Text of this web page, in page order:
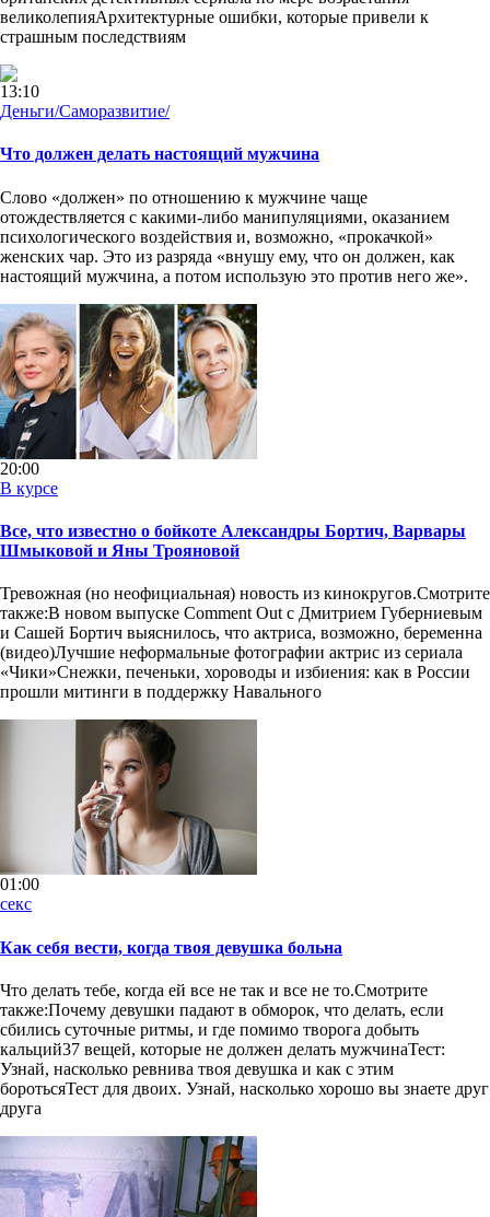
великолепияАрхитектурные ошибки, которые привели к
страшным последствиям
13:10
Деньги/Саморазвитие/
Что должен делать настоящий мужчина
Слово «должен» по отношению к мужчине чаще
отождествляется с какими-либо манипуляциями, оказанием
психологического воздействия и, возможно, «прокачкой»
женских чар. Это из разряда «внушу ему, что он должен, как
настоящий мужчина, а потом использую это против него же».
20:00
В курсе
Все, что известно о бойкоте Александры Бортич, Варвары
Шмыковой и Яны Трояновой
Тревожная (но неофициальная) новость из кинокругов.Смотрите
также:В новом выпуске Comment Out с Дмитрием Губерниевым
и Сашей Бортич выяснилось, что актриса, возможно, беременна
(видео)Лучшие неформальные фотографии актрис из сериала
«Чики»Снежки, печеньки, хороводы и избиения: как в России
прошли митинги в поддержку Навального
01:00
секс
Как себя вести, когда твоя девушка больна
Что делать тебе, когда ей все не так и все не то.Смотрите
также:Почему девушки падают в обморок, что делать, если
сбились суточные ритмы, и где помимо творога добыть
кальций37 вещей, которые не должен делать мужчинаТест:
Узнай, насколько ревнива твоя девушка и как с этим
боротьсяТест для двоих. Узнай, насколько хорошо вы знаете друг
друга